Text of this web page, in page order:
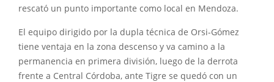
rescató un punto importante como local en Mendoza.
El equipo dirigido por la dupla técnica de Orsi-Gómez
tiene ventaja en la zona descenso y va camino a la
permanencia en primera división, luego de la derrota
frente a Central Córdoba, ante Tigre se quedó con un